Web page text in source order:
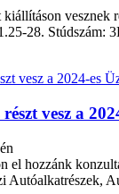
vesznek
28. Stúdszám:
vesz a
el hozzánk
Autóalkatrészek,